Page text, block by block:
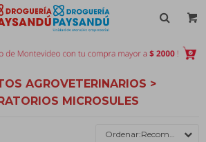
AGROVETERINARIOS >
MICROSULES
Recomendados